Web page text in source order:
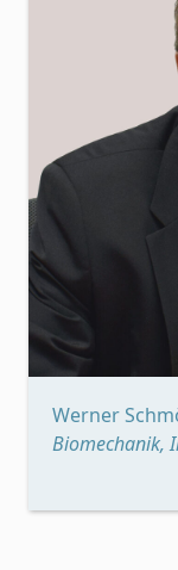
Werner
Biomechanik,